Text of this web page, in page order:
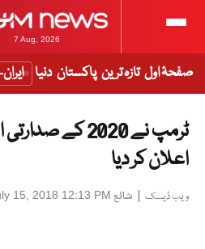
7 Aug, 2026
صفحۂ اول تازہ ترین پاکستان دنیا
ٹرمپ نے 2020 کے
اعلان کر دیا
ویب ڈیسک | شائع 15, 2018 12:13 PM